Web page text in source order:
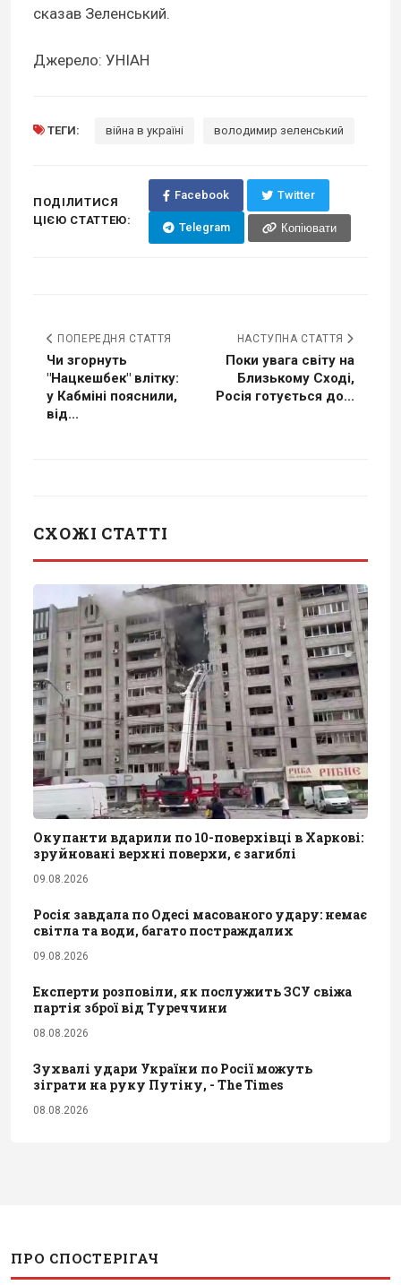
сказав Зеленський.
Джерело: УНІАН
ТЕГИ: війна в україні володимир зеленський
ПОДІЛИТИСЯ
ЦІЄЮ СТАТТЕЮ:
Facebook Twitter
Telegram Копіювати
ПОПЕРЕДНЯ СТАТТЯ
Чи згорнуть
"Нацкешбек" влітку:
у Кабміні пояснили,
від...
НАСТУПНА СТАТТЯ
Поки увага світу на
Близькому Сході,
Росія готується до...
СХОЖІ СТАТТІ
Окупанти вдарили по 10-поверхівці в Харкові:
зруйновані верхні поверхи, є загиблі
09.08.2026
Росія завдала по Одесі масованого удару: немає
світла та води, багато постраждалих
09.08.2026
Експерти розповіли, як послужить ЗСУ свіжа
партія зброї від Туреччини
08.08.2026
Зухвалі удари України по Росії можуть
зіграти на руку Путіну, - The Times
08.08.2026
ПРО СПОСТЕРІГАЧ